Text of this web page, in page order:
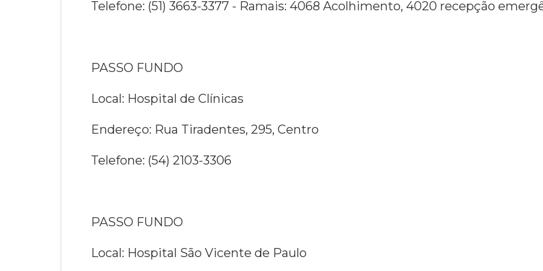
Telefone: (51) 3663-3377 - Ramais: 4068 Acolhimento, 4020 recepção
PASSO FUNDO
Local: Hospital de Clínicas
Endereço: Rua Tiradentes, 295, Centro
Telefone: (54) 2103-3306
PASSO FUNDO
Local: Hospital São Vicente de Paulo